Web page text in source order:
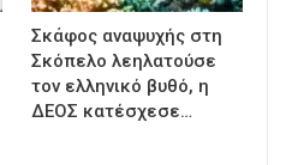
Σκάφος αναψυχής στη
Σκόπελο λεηλατούσε
τον ελληνικό βυθό, η
ΔΕΟΣ κατέσχεσε…